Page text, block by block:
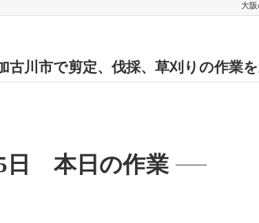
大
古川市で剪定、伐採、草刈りの作業
日 本日の作業